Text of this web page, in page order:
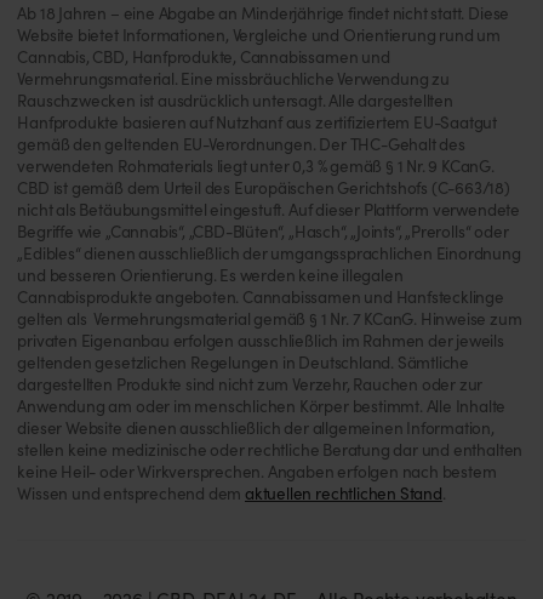
Ab 18 Jahren – eine Abgabe an Minderjährige findet nicht statt. Diese
Website bietet Informationen, Vergleiche und Orientierung rund um
Cannabis, CBD, Hanfprodukte, Cannabissamen und
Vermehrungsmaterial. Eine missbräuchliche Verwendung zu
Rauschzwecken ist ausdrücklich untersagt. Alle dargestellten
Hanfprodukte basieren auf Nutzhanf aus zertifiziertem EU-Saatgut
gemäß den geltenden EU-Verordnungen. Der THC-Gehalt des
verwendeten Rohmaterials liegt unter 0,3 % gemäß § 1 Nr. 9 KCanG.
CBD ist gemäß dem Urteil des Europäischen Gerichtshofs (C-663/18)
nicht als Betäubungsmittel eingestuft. Auf dieser Plattform verwendete
Begriffe wie „Cannabis“, „CBD-Blüten“, „Hasch“, „Joints“, „Prerolls“ oder
„Edibles“ dienen ausschließlich der umgangssprachlichen Einordnung
und besseren Orientierung. Es werden keine illegalen
Cannabisprodukte angeboten. Cannabissamen und Hanfstecklinge
gelten als Vermehrungsmaterial gemäß § 1 Nr. 7 KCanG. Hinweise zum
privaten Eigenanbau erfolgen ausschließlich im Rahmen der jeweils
geltenden gesetzlichen Regelungen in Deutschland. Sämtliche
dargestellten Produkte sind nicht zum Verzehr, Rauchen oder zur
Anwendung am oder im menschlichen Körper bestimmt. Alle Inhalte
dieser Website dienen ausschließlich der allgemeinen Information,
stellen keine medizinische oder rechtliche Beratung dar und enthalten
keine Heil- oder Wirkversprechen. Angaben erfolgen nach bestem
Wissen und entsprechend dem aktuellen rechtlichen Stand.